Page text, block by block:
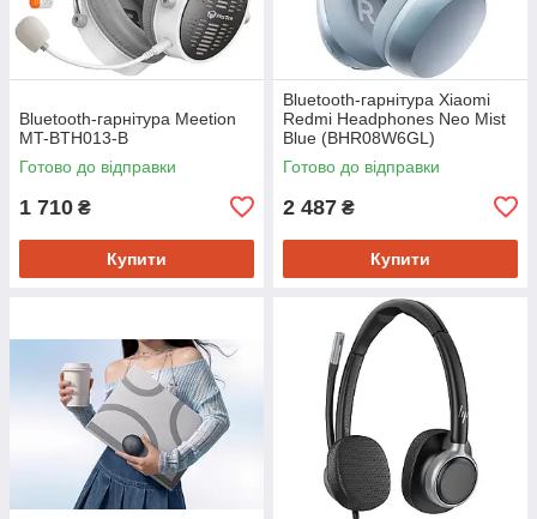
Bluetooth-гарнітура Meetion
MT-BTH013-B
Готово до відправки
1 710 ₴
Купити
Bluetooth-гарнітура Xiaomi
Redmi Headphones Neo Mist
Blue (BHR08W6GL)
Готово до відправки
2 487 ₴
Купити